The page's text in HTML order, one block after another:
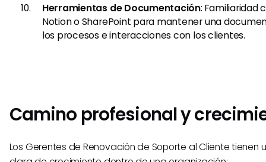
Herramientas de Documentación: Familiaridad
Notion o SharePoint para mantener una
los procesos e interacciones con los clientes.
Camino profesional y
Los Gerentes de Renovación de Soporte al Cliente tienen